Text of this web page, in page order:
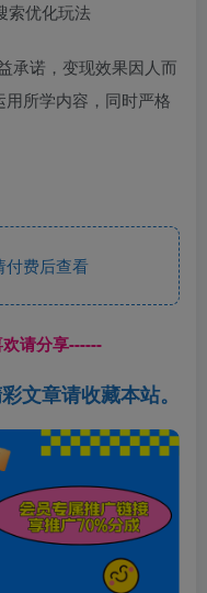
索优化玩法
承诺，变现效果因人而
所学内容，同时严格
费后查看
请分享------
文章请收藏本站。